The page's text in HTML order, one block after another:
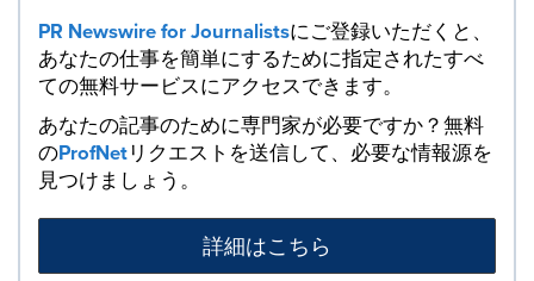
PR Newswire for Journalistsにご登録いただくと、
あなたの仕事を簡単にするために指定されたすべ
ての無料サービスにアクセスできます。
あなたの記事のために専門家が必要ですか？無料
のProfNetリクエストを送信して、必要な情報源を
見つけましょう。
詳細はこちら